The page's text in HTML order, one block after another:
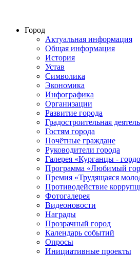
Город
Актуальная информация
Общая информация
История
Устав
Символика
Экономика
Инфографика
Организации
Развитие города
Градостроительная
Гостям города
Почётные граждане
Руководители города
Галерея «Курганцы -
Программа «Любимый
Премия «Трудящаяся
Противодействие
Фотогалерея
Видеоновости
Награды
Прозрачный город
Календарь событий
Опросы
Инициативные проекты